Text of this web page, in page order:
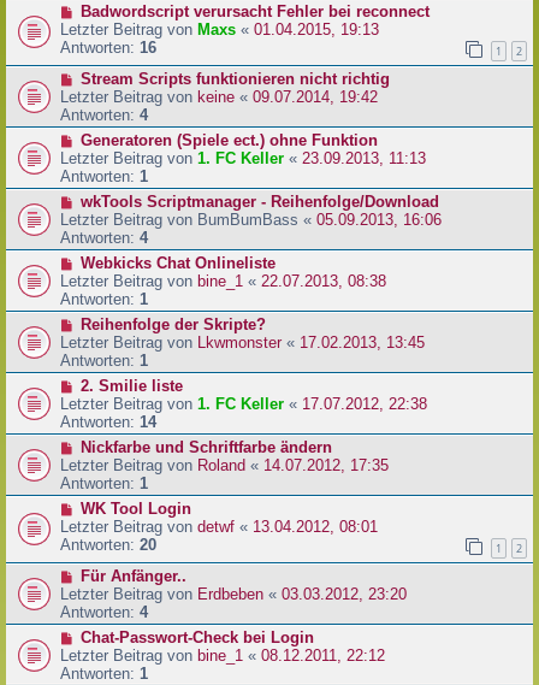
Badwordscript verursacht Fehler bei reconnect
Letzter Beitrag von Maxs « 01.04.2015, 19:13
Antworten: 16 1 2
Stream Scripts funktionieren nicht richtig
Letzter Beitrag von keine « 09.07.2014, 19:42
Antworten: 4
Generatoren (Spiele ect.) ohne Funktion
Letzter Beitrag von 1. FC Keller « 23.09.2013, 11:13
Antworten: 1
wkTools Scriptmanager - Reihenfolge/Download
Letzter Beitrag von BumBumBass « 05.09.2013, 16:06
Antworten: 4
Webkicks Chat Onlineliste
Letzter Beitrag von bine_1 « 22.07.2013, 08:38
Antworten: 1
Reihenfolge der Skripte?
Letzter Beitrag von
Lkwmonster « 17.02.2013, 13:45
Antworten: 1
2. Smilie liste
Letzter Beitrag von 1. FC Keller « 17.07.2012, 22:38
Antworten: 14
Nickfarbe und Schriftfarbe ändern
Letzter Beitrag von Roland « 14.07.2012, 17:35
Antworten: 1
WK Tool Login
Letzter Beitrag von detwf « 13.04.2012, 08:01
Antworten: 20 1 2
Für Anfänger..
Letzter Beitrag von Erdbeben « 03.03.2012, 23:20
Antworten: 4
Chat-Passwort-Check bei Login
Letzter Beitrag von bine_1 « 08.12.2011, 22:12
Antworten: 1